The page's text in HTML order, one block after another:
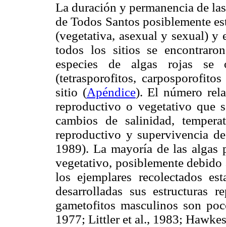
La duración y permanencia de
de Todos Santos posiblemente
(vegetativa, asexual y sexual) y
todos los sitios se
especies de algas rojas se
(tetrasporofitos,
sitio (Apéndice). El número
reproductivo o vegetativo que
cambios de salinidad,
reproductivo y supervivencia
1989). La mayoría de las algas
vegetativo, posiblemente debido
los ejemplares recolectados
desarrolladas sus estructuras
gametofitos masculinos son
1977; Littler et al., 1983;